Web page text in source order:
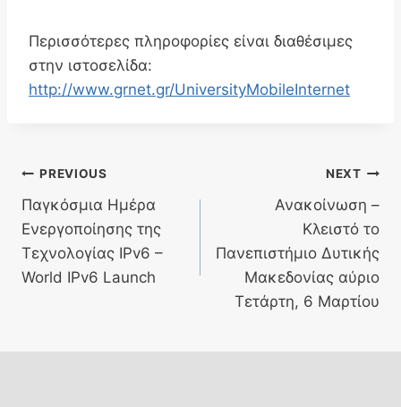
Περισσότερες πληροφορίες είναι διαθέσιμες
στην ιστοσελίδα:
http://www.grnet.gr/UniversityMobileInternet
Post
navigation
PREVIOUS
Παγκόσμια Ημέρα
Ενεργοποίησης της
Τεχνολογίας IPv6 –
World IPv6 Launch
NEXT
Ανακοίνωση –
Κλειστό το
Πανεπιστήμιο Δυτικής
Μακεδονίας αύριο
Τετάρτη, 6 Μαρτίου